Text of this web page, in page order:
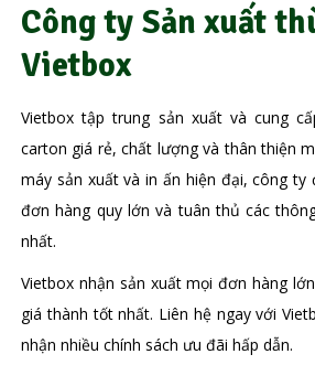
Công ty Sản xuất
Vietbox
Vietbox tập trung sản xuất và cung
carton giá rẻ, chất lượng và thân thiện
máy sản xuất và in ấn hiện đại, công
đơn hàng quy lớn và tuân thủ các
nhất.
Vietbox nhận sản xuất mọi đơn hàng
giá thành tốt nhất. Liên hệ ngay với
nhận nhiều chính sách ưu đãi hấp dẫn.